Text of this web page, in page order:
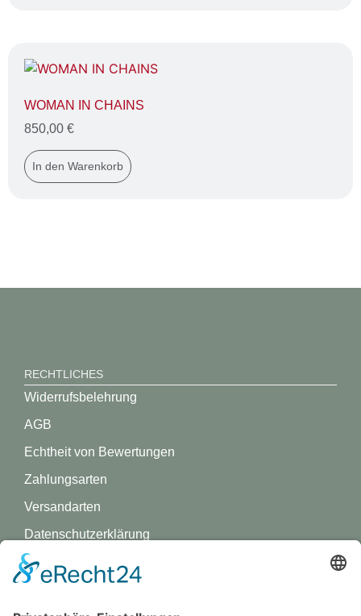
WOMAN IN CHAINS
850,00 €
In den Warenkorb
RECHTLICHES
Widerrufsbelehrung
AGB
Echtheit von Bewertungen
Zahlungsarten
Versandarten
Datenschutz­erklärung
Impressum